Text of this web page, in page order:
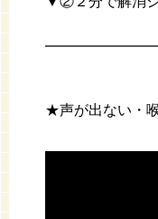
★声が出ない・